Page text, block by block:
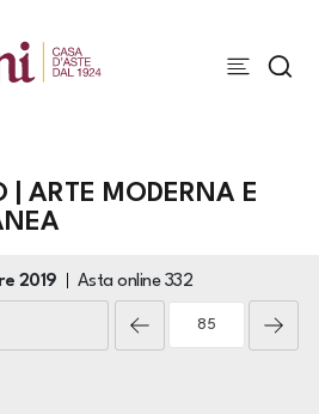
| ARTE MODERNA E
2019 Asta online 332